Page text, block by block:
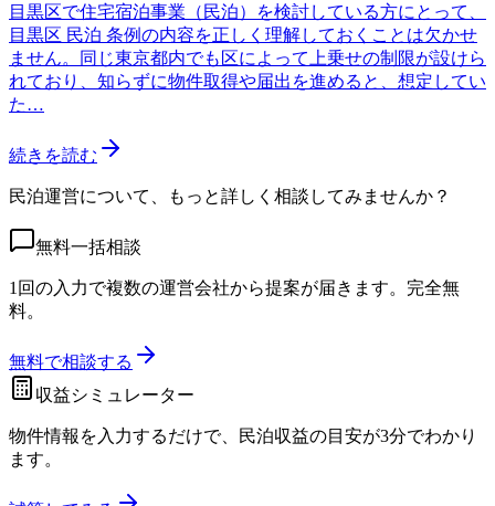
目黒区で住宅宿泊事業（民泊）を検討している方にとって、
目黒区 民泊 条例の内容を正しく理解しておくことは欠かせ
ません。同じ東京都内でも区によって上乗せの制限が設けら
れており、知らずに物件取得や届出を進めると、想定してい
た…
続きを読む
民泊運営について、もっと詳しく相談してみませんか？
無料一括相談
1回の入力で複数の運営会社から提案が届きます。完全無
料。
無料で相談する
収益シミュレーター
物件情報を入力するだけで、民泊収益の目安が3分でわかり
ます。